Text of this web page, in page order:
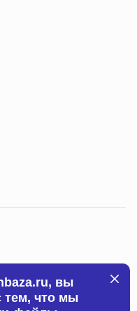
вы
тем, что мы